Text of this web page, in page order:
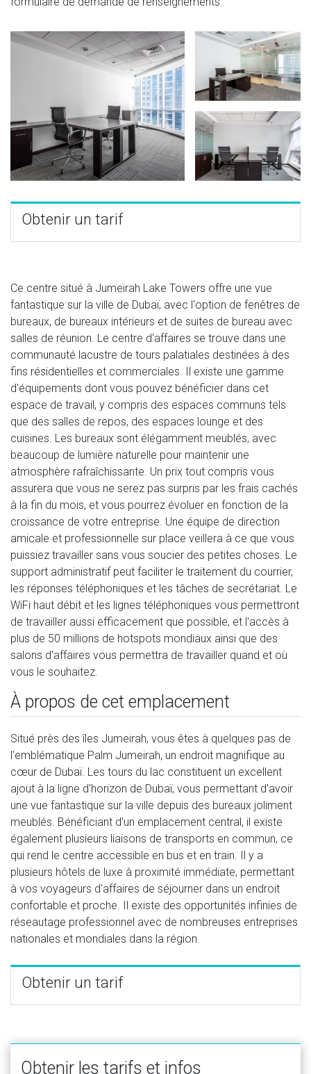
Obtenir un tarif
Ce centre situé à Jumeirah Lake Towers offre une vue
fantastique sur la ville de Dubaï, avec l'option de fenêtres de
bureaux, de bureaux intérieurs et de suites de bureau avec
salles de réunion. Le centre d'affaires se trouve dans une
communauté lacustre de tours palatiales destinées à des
fins résidentielles et commerciales. Il existe une gamme
d'équipements dont vous pouvez bénéficier dans cet
espace de travail, y compris des espaces communs tels
que des salles de repos, des espaces lounge et des
cuisines. Les bureaux sont élégamment meublés, avec
beaucoup de lumière naturelle pour maintenir une
atmosphère rafraîchissante. Un prix tout compris vous
assurera que vous ne serez pas surpris par les frais cachés
à la fin du mois, et vous pourrez évoluer en fonction de la
croissance de votre entreprise. Une équipe de direction
amicale et professionnelle sur place veillera à ce que vous
puissiez travailler sans vous soucier des petites choses. Le
support administratif peut faciliter le traitement du courrier,
les réponses téléphoniques et les tâches de secrétariat. Le
WiFi haut débit et les lignes téléphoniques vous permettront
de travailler aussi efficacement que possible, et l'accès à
plus de 50 millions de hotspots mondiaux ainsi que des
salons d'affaires vous permettra de travailler quand et où
vous le souhaitez.
À propos de cet emplacement
Situé près des îles Jumeirah, vous êtes à quelques pas de
l'emblématique Palm Jumeirah, un endroit magnifique au
cœur de Dubaï. Les tours du lac constituent un excellent
ajout à la ligne d'horizon de Dubaï, vous permettant d'avoir
une vue fantastique sur la ville depuis des bureaux joliment
meublés. Bénéficiant d'un emplacement central, il existe
également plusieurs liaisons de transports en commun, ce
qui rend le centre accessible en bus et en train. Il y a
plusieurs hôtels de luxe à proximité immédiate, permettant
à vos voyageurs d'affaires de séjourner dans un endroit
confortable et proche. Il existe des opportunités infinies de
réseautage professionnel avec de nombreuses entreprises
nationales et mondiales dans la région.
Obtenir un tarif
Obtenir les tarifs et infos